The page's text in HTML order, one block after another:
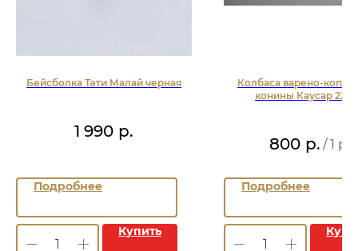
Бейсболка Тәти Малай черная
1 990 р.
Подробнее
Купить
Колбаса варено-
конины Каусар 220
800 р. /1 pc
Подробнее